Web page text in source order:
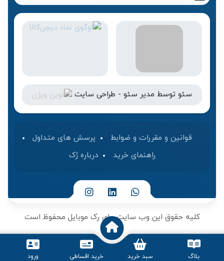
بلاگ سبد خرید خرید اقساطی ورود
سئو توسط مدیر سئو - طراحی سایت
قوانین و مقررات و ضوابط
پرسش های متداول
راهنمای خرید
درباره رُک‌
کلیه حقوق این وب سایت برای رک موبایل محفوظ است